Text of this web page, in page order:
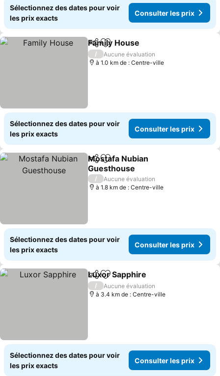
Sélectionnez des dates pour voir
les prix exacts
Consulter les prix
PartagerAjouter à mes favoris
Family House
/
Aucune évaluation
à 1.0 km de : Centre-ville
Sélectionnez des dates pour voir
les prix exacts
Consulter les prix
PartagerAjouter à mes favoris
Mostafa Nubian
Guesthouse
Consulter les prix
/
Aucune évaluation
à 1.8 km de : Centre-ville
Sélectionnez des dates pour voir
les prix exacts
Consulter les prix
PartagerAjouter à mes favoris
Luxor Sapphire
/
Aucune évaluation
à 3.4 km de : Centre-ville
Sélectionnez des dates pour voir
les prix exacts
Consulter les prix